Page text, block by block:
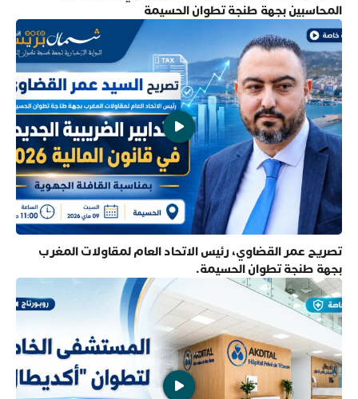
المحاسبين بجهة طنجة تطوان الحسيمة
تصريح عمر القضاوي، رئيس الاتحاد العام لمقاولات المغرب
بجهة طنجة تطوان الحسيمة.